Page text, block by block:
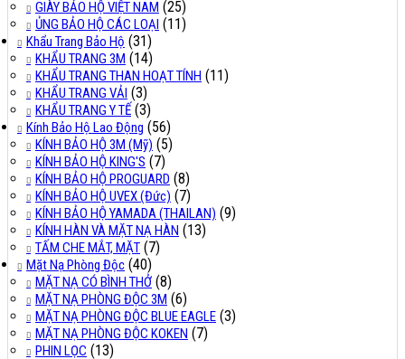
GIÀY BẢO HỘ VIỆT NAM (25)
ỦNG BẢO HỘ CÁC LOẠI (11)
Khẩu Trang Bảo Hộ (31)
KHẨU TRANG 3M (14)
KHẨU TRANG THAN HOẠT TÍNH (11)
KHẨU TRANG VẢI (3)
KHẨU TRANG Y TẾ (3)
Kính Bảo Hộ Lao Động (56)
KÍNH BẢO HỘ 3M (Mỹ) (5)
KÍNH BẢO HỘ KING'S (7)
KÍNH BẢO HỘ PROGUARD (8)
KÍNH BẢO HỘ UVEX (Đức) (7)
KÍNH BẢO HỘ YAMADA (THAILAN) (9)
KÍNH HÀN VÀ MẶT NẠ HÀN (13)
TẤM CHE MẮT, MẶT (7)
Mặt Nạ Phòng Độc (40)
MẶT NẠ CÓ BÌNH THỞ (8)
MẶT NẠ PHÒNG ĐỘC 3M (6)
MẶT NẠ PHÒNG ĐỘC BLUE EAGLE (3)
MẶT NẠ PHÒNG ĐỘC KOKEN (7)
PHIN LỌC (13)